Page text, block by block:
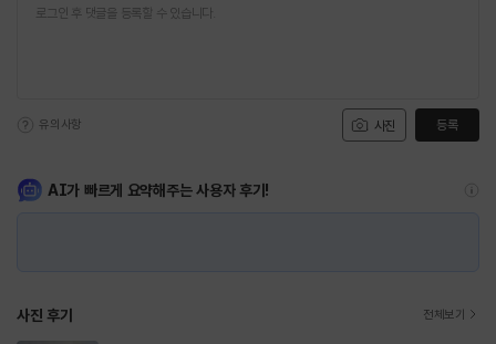
사진
유의사항 등록
AI가 빠르게 요약해주는 사용자 후기!
사진 후기 전체보기